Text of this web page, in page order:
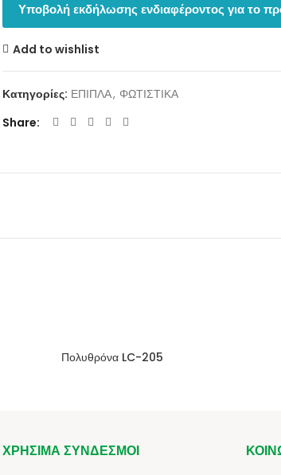
Υποβολή εκδήλωσης ενδιαφέροντος για το
Add to wishlist
Κατηγορίες: ΕΠΙΠΛΑ, ΦΩΤΙΣΤΙΚΑ
Share
Πολυθρόνα LC-205
ΧΡΉΣΙΜΑ ΣΎΝΔΕΣΜΟΙ